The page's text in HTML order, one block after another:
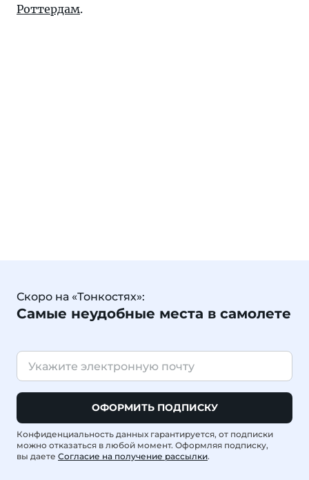
Роттердам.
Скоро на «Тонкостях»:
Самые неудобные места в самолете
ОФОРМИТЬ ПОДПИСКУ
Конфиденциальность данных гарантируется, от подписки
можно отказаться в любой момент. Оформляя подписку,
вы даете Согласие на получение рассылки.